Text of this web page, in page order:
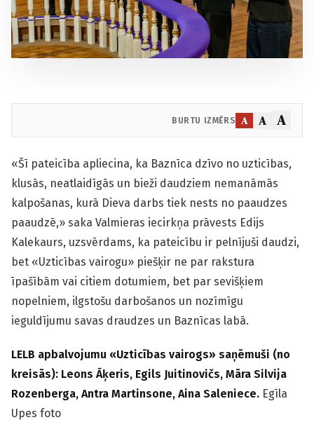
BURTU IZMĒRS A A A
«Šī pateicība apliecina, ka Baznīca dzīvo no uzticības,
klusās, neatlaidīgās un bieži daudziem nemanāmās
kalpošanas, kurā Dieva darbs tiek nests no paaudzes
paaudzē,» saka Valmieras iecirkņa prāvests Edijs
Kalekaurs, uzsvērdams, ka pateicību ir pelnījuši daudzi,
bet «Uzticības vairogu» piešķir ne par rakstura
īpašībām vai citiem dotumiem, bet par sevišķiem
nopelniem, ilgstošu darbošanos un nozīmīgu
ieguldījumu savas draudzes un Baznīcas labā.
LELB apbalvojumu «Uzticības vairogs» saņēmuši (no
kreisās): Leons Āķeris, Egils Juitinovičs, Māra Silvija
Rozenberga, Antra Martinsone, Aina Saleniece. Egīla
Upes foto